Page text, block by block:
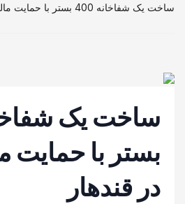
ساخت یک شفاخانه 400 بستر با حمایت مالی قطر در قندهار
بستر با حمایت
در قندهار